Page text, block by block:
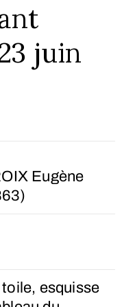
juin
Eugène
esquisse